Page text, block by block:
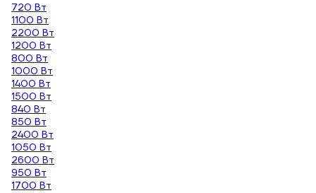
720 Вт
1100 Вт
2200 Вт
1200 Вт
800 Вт
1000 Вт
1400 Вт
1500 Вт
840 Вт
850 Вт
2400 Вт
1050 Вт
2600 Вт
950 Вт
1700 Вт